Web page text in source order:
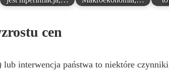
cen
interwencja państwa to niektóre